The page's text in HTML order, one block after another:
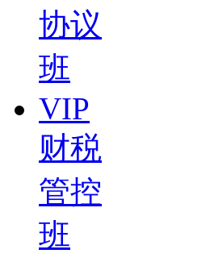
协议
班
VIP
财税
管控
班